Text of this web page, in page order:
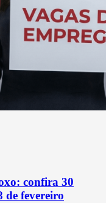
confira 30
de fevereiro